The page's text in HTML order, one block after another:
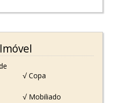
√ Copa
√ Mobiliado